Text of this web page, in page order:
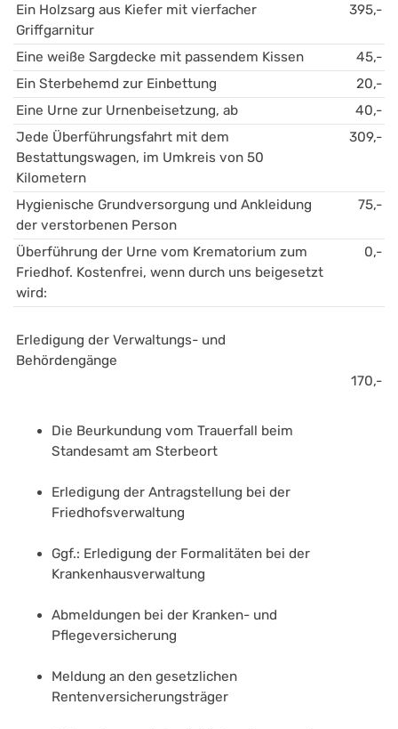
Ein Holzsarg aus Kiefer mit vierfacher
Griffgarnitur
395,-
Eine weiße Sargdecke mit passendem Kissen
45,-
Ein Sterbehemd zur Einbettung
20,-
Eine Urne zur Urnenbeisetzung, ab
40,-
Jede Überführungsfahrt mit dem
Bestattungswagen, im Umkreis von 50
Kilometern
309,-
Hygienische Grundversorgung und Ankleidung
der verstorbenen Person
75,-
Überführung der Urne vom Krematorium zum
Friedhof. Kostenfrei, wenn durch uns beigesetzt
wird:
0,-
Erledigung der Verwaltungs- und
Behördengänge
Die Beurkundung vom Trauerfall beim
Standesamt am Sterbeort
Erledigung der Antragstellung bei der
Friedhofsverwaltung
Ggf.: Erledigung der Formalitäten bei der
Krankenhausverwaltung
Abmeldungen bei der Kranken- und
Pflegeversicherung
Meldung an den gesetzlichen
Rentenversicherungsträger
170,-